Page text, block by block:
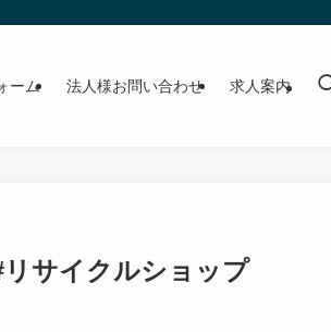
ーム 法人様お問い合わせ 求人案内
サイクルショップ